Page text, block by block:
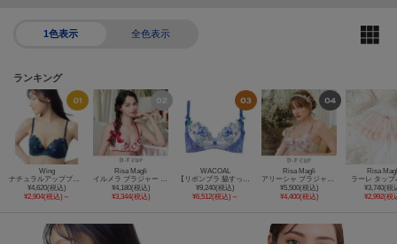
1色表示 全色表示
ランキング
Wing
¥4,620(税込)
¥2,904(税込)～
Risa Magli
¥4,180(税込)
¥3,344(税込)
WACOAL
¥9,240(税込)
¥6,512(税込)～
Risa Magli
¥5,500(税込)
¥4,400(税込)
Risa
ラーレ タップ
¥3,740(税
¥2,992(税